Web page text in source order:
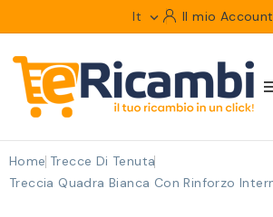
It  Il mio Account
Home Trecce Di Tenuta
Treccia Quadra Bianca Con Rinforzo